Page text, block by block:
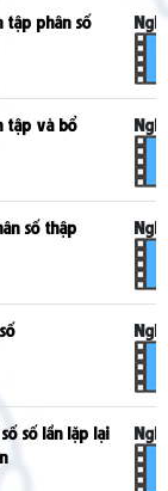
tập phân số
tập và bổ
số thập
số lần lặp lại